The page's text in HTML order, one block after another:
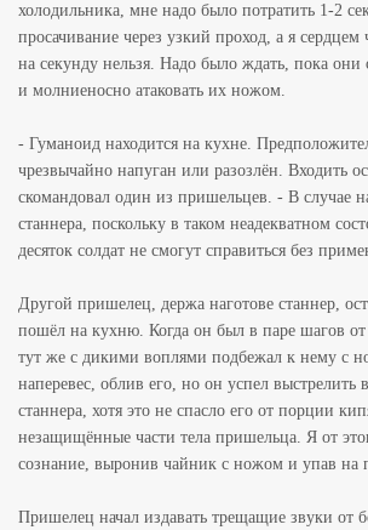
холодильника, мне надо было потратить 1-2
просачивание через узкий проход, а я сердцем
на секунду нельзя. Надо было ждать, пока
и молниеносно атаковать их ножом.
- Гуманоид находится на кухне.
чрезвычайно напуган или разозлён. Входить
скомандовал один из пришельцев. - В случае
станнера, поскольку в таком неадекватном
десяток солдат не смогут справиться без
Другой пришелец, держа наготове станнер,
пошёл на кухню. Когда он был в паре шагов от
тут же с дикими воплями подбежал к нему с
наперевес, облив его, но он успел выстрелить
станнера, хотя это не спасло его от порции
незащищённые части тела пришельца. Я от
сознание, выронив чайник с ножом и упав на
Пришелец начал издавать трещащие звуки от